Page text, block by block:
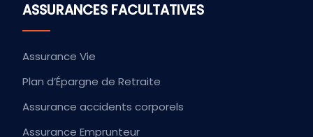
ASSURANCES FACULTATIVES
Assurance Vie
Plan d’Épargne de Retraite
Assurance accidents corporels
Assurance Emprunteur